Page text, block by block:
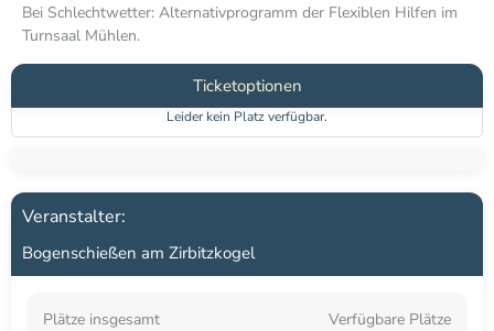
Bei Schlechtwetter: Alternativprogramm der Flexiblen Hilfen im
Turnsaal Mühlen.
Ticketoptionen
Leider kein Platz verfügbar.
Bogenschießen am Zirbitzkogel
Plätze insgesamt
Verfügbare Plätze